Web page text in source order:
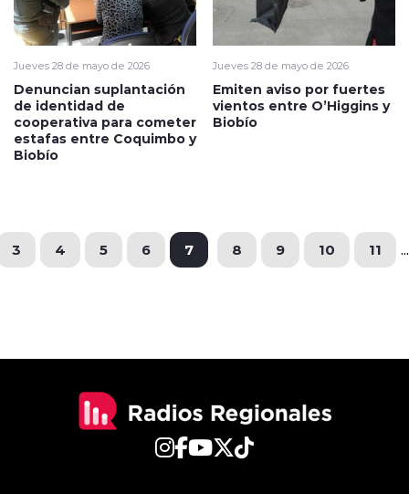
Jueves 28 de mayo de 2026
Denuncian suplantación
de identidad de
cooperativa para cometer
estafas entre Coquimbo y
Biobío
Jueves 28 de mayo de 2026
Emiten aviso por fuertes
vientos entre O’Higgins y
Biobío
3 4 5 6 7 8 9 10 11 ...